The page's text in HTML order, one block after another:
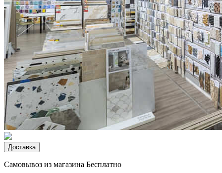
Доставка
Самовывоз из магазина Бесплатно